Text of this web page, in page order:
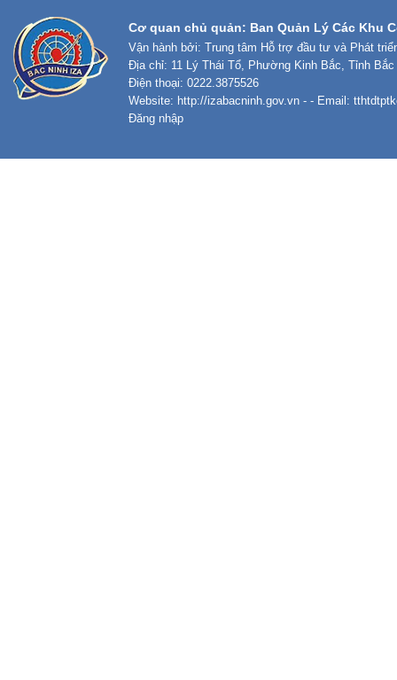
Cơ quan chủ quản: Ban Quản Lý Các Khu
Vận hành bởi: Trung tâm Hỗ trợ đầu tư và Phát
Địa chỉ: 11 Lý Thái Tổ, Phường Kinh Bắc, Tỉnh Bắc
Điện thoại: 0222.3875526
Website: http://izabacninh.gov.vn - - Email:
Đăng nhập